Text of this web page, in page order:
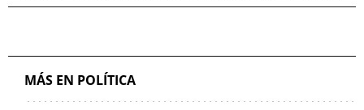
MÁS EN POLÍTICA